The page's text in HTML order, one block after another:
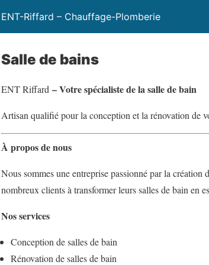
ENT-Riffard – Chauffage-Plomberie
Salle de bains
ENT Riffard – Votre spécialiste de la salle de bain
Artisan qualifié pour la conception et la rénovation de
À propos de nous
Nous sommes une entreprise passionné par la
nombreux clients à transformer leurs salles de bain en
Nos services
Conception de salles de bain
Rénovation de salles de bain